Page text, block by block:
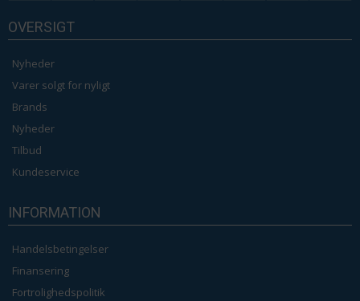
OVERSIGT
Nyheder
Varer solgt for nyligt
Brands
Nyheder
Tilbud
Kundeservice
INFORMATION
Handelsbetingelser
Finansering
Fortrolighedspolitik